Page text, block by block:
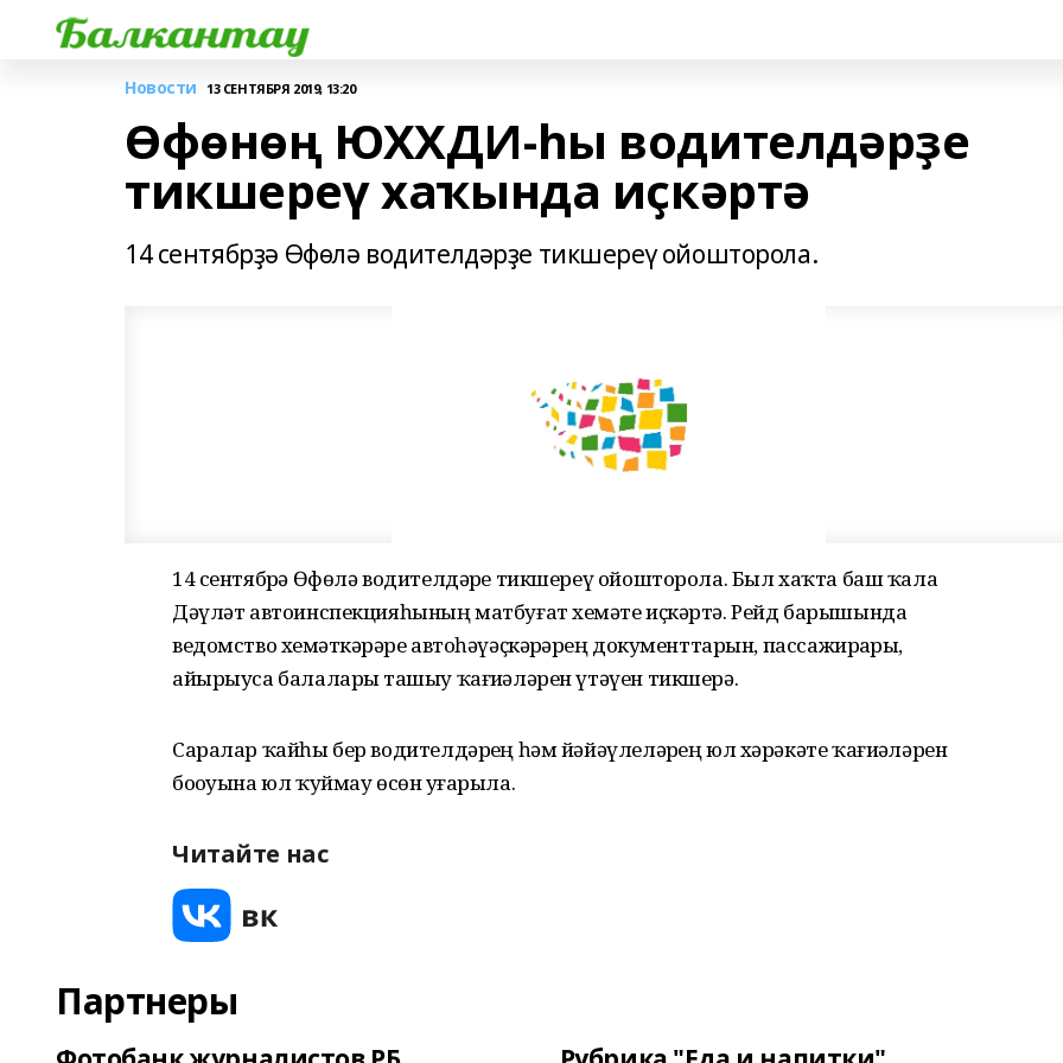
Новости 13 СЕНТЯБРЯ 2019, 13:20
Өфөнөң ЮХХДИ-һы водителдәрҙе
тикшереү хаҡында иҫкәртә
14 сентябрҙә Өфөлә водителдәрҙе тикшереү ойошторола.
14 сентябрҙә Өфөлә водителдәрҙе тикшереү ойошторола. Был хаҡта баш ҡала
Дәүләт автоинспекцияһының матбуғат хеҙмәте иҫкәртә. Рейд барышында
ведомство хеҙмәткәрҙәре автоһәүәҫкәрҙәрҙең документтарын, пассажирҙарҙы,
айырыуса балаларҙы ташыу ҡағиҙәләрен үтәүен тикшерә.
Саралар ҡайһы бер водителдәрҙең һәм йәйәүлеләрҙең юл хәрәкәте ҡағиҙәләрен
боҙоуына юл ҡуймау өсөн уҙғарыла.
Читайте нас
Партнеры